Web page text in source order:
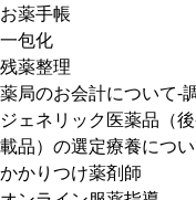
お薬手帳
一包化
残薬整理
薬局のお会計について-
ジェネリック医薬品（
載品）の選定療養につ
かかりつけ薬剤師